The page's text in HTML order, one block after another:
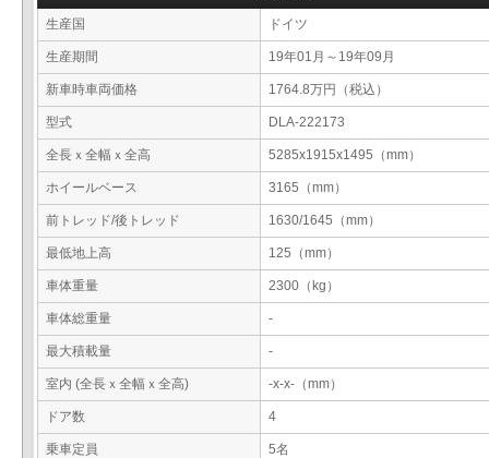
生産国 ドイツ
生産期間 19年01月～19年09月
新車時車両価格 1764.8万円（税込）
型式 DLA-222173
全長ｘ全幅ｘ全高 5285x1915x1495（mm）
ホイールベース 3165（mm）
前トレッド/後トレッド 1630/1645（mm）
最低地上高 125（mm）
車体重量 2300（kg）
車体総重量 -
最大積載量 -
室内 (全長ｘ全幅ｘ全高) -x-x-（mm）
ドア数 4
乗車定員 5名